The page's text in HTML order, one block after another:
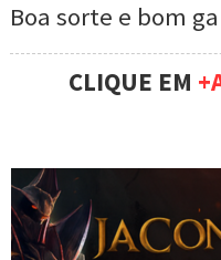
Boa sorte e bom
CLIQUE EM